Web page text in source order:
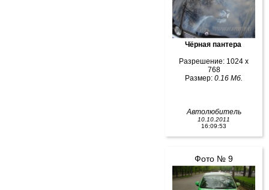
Чёрная пантера
Разрешение: 1024 x
768
Размер: 0.16 Мб.
Автолюбитель
10.10.2011
16:09:53
Фото № 9